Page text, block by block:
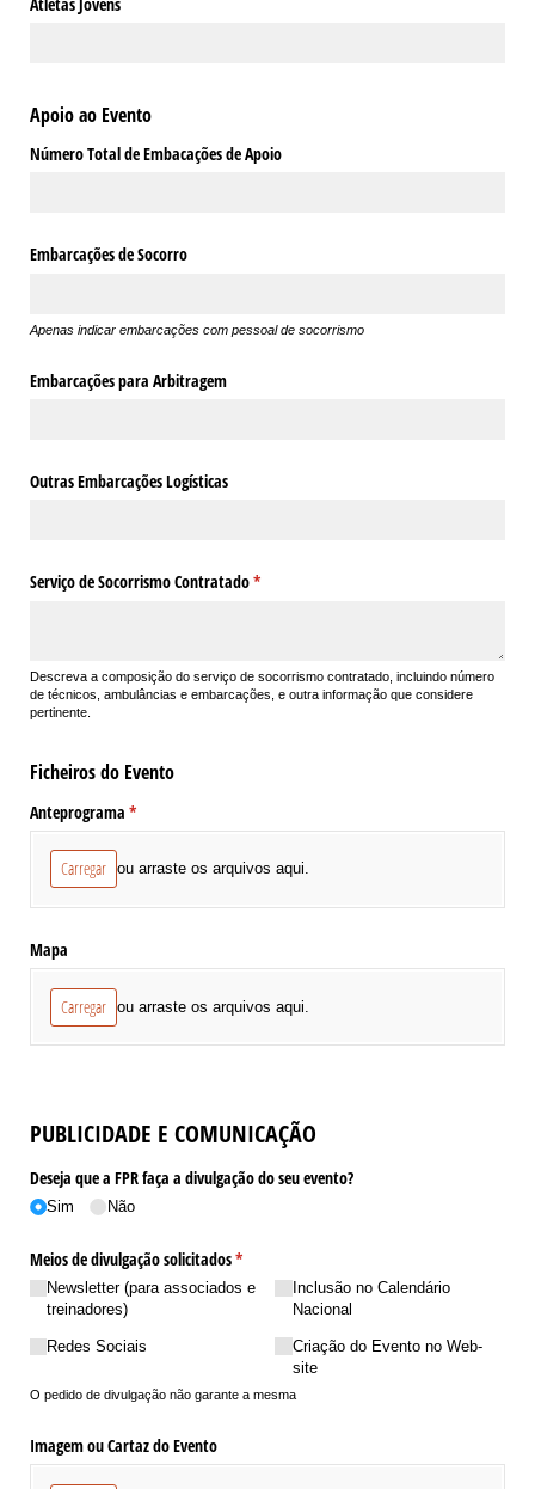
Apoio ao Evento
Número Total de Embacações de Apoio
Embarcações de Socorro
Apenas indicar embarcações com pessoal de socorrismo
Embarcações para Arbitragem
Outras Embarcações Logísticas
Serviço de Socorrismo Contratado*
(obrigatório)
Descreva a composição do serviço de socorrismo contratado, incluindo número
de técnicos, ambulâncias e embarcações, e outra informação que considere
pertinente.
Ficheiros do Evento
Anteprograma *
(obrigatório)
Carregar ou arraste os arquivos aqui.
Mapa
Carregar ou arraste os arquivos aqui.
PUBLICIDADE E COMUNICAÇÃO
Deseja que a FPR faça a divulgação do seu evento?
Sim Não
Meios de divulgação solicitados*
(obrigatório)
Newsletter (para associados e
treinadores)
Redes Sociais
Inclusão no Calendário
Nacional
Criação do Evento no Web-
site
O pedido de divulgação não garante a mesma
Imagem ou Cartaz do Evento